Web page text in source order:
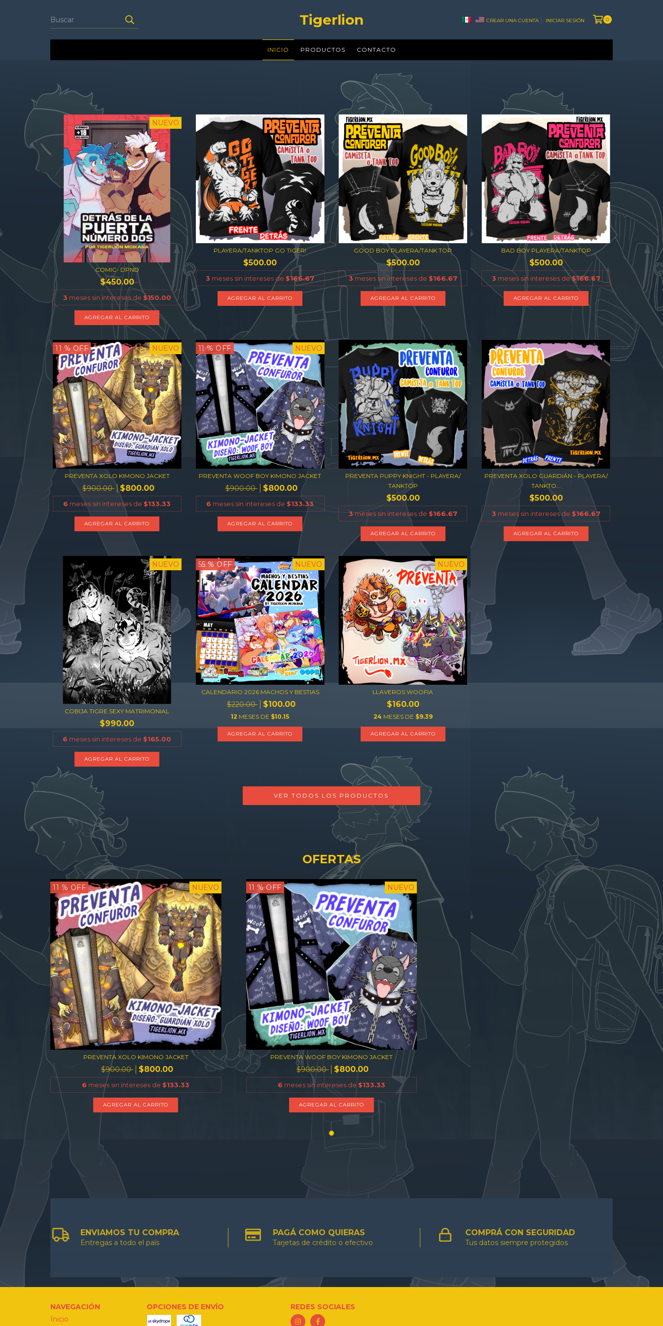
Tigerlion CREAR UNA CUENTA INICIAR SESIÓN 0
INICIO PRODUCTOS CONTACTO
NUEVO
COMIC- DPND
$450.00
3 meses sin intereses de $150.00
PLAYERA/TANKTOP GO TIGER!
$500.00
3 meses sin intereses de $166.67
AGREGAR AL CARRITO
GOOD BOY PLAYERA/TANK TOP
$500.00
3 meses sin intereses de $166.67
AGREGAR AL CARRITO
BAD BOY PLAYERA/TANKTOP
$500.00
3 meses sin intereses de$166.67
AGREGAR AL CARRITO
11 % OFF NUEVO
PREVENTA XOLO KIMONO JACKET
$900.00 $800.00
6 meses sin intereses de $133.33
AGREGAR AL CARRITO
11 % OFF NUEVO
PREVENTA WOOF BOY KIMONO JACKET
$900.00 $800.00
6 meses sin intereses de $133.33
AGREGAR AL CARRITO
PREVENTA PUPPY KNIGHT - PLAYERA/
TANKTOP
$500.00
3 meses sin intereses de $166.67
AGREGAR AL CARRITO
PREVENTA XOLO GUARDIÁN - PLAYERA/
TANKTO...
$500.00
3 meses sin intereses de $166.67
AGREGAR AL CARRITO
NUEVO
COBIJA TIGRE SEXY MATRIMONIAL
$990.00
6 meses sin intereses de $165.00
55% OFF NUEVO
CALENDARIO 2026 MACHOS Y BESTIAS
$220.00 $100.00
12 MESES DE $10.15
NUEVO
LLAVEROS WOOFIA
$160.00
24 MESES DE $9.39
AGREGAR AL CARRITO
VER TODOS LOS PRODUCTOS
OFERTAS
11 % OFF NUEVO
PREVENTA XOLO KIMONO JACKET
$900.00 $800.00
6 meses sin intereses de $133.33
AGREGAR AL CARRITO
11 % OFF NUEVO
PREVENTA WOOF BOY KIMONO JACKET
$900.00 $800.00
6 meses sin intereses de $133.33
AGREGAR AL CARRITO
ENVIAMOS TU COMPRA
Entregas a todo el país
PAGÁ COMO QUIERAS
Tarjetas de crédito o efectivo
COMPRÁ CON SEGURIDAD
Tus datos siempre protegidos
NAVEGACIÓN
Inicio
OPCIONES DE ENVÍO REDES SOCIALES